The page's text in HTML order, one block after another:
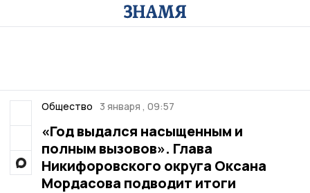
Общество 3 января , 09:57
«Год выдался насыщенным и
полным вызовов». Глава
Никифоровского округа Оксана
Мордасова подводит итоги